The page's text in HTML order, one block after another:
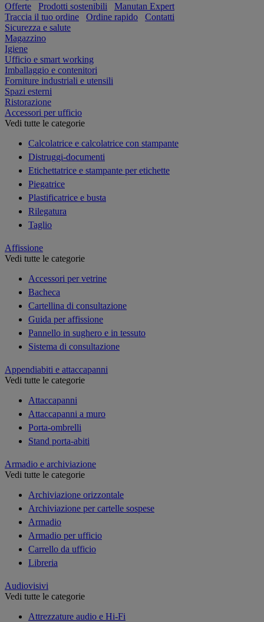
Offerte Prodotti sostenibili
Manutan Expert
Traccia il tuo ordine
Ordine rapido
Contatti
Sicurezza e salute
Magazzino
Igiene
Ufficio e smart working
Imballaggio e contenitori
Forniture industriali e utensili
Spazi esterni
Ristorazione
Accessori per ufficio
Vedi tutte le categorie
Calcolatrice e calcolatrice con stampante
Distruggi-documenti
Etichettatrice e stampante per etichette
Piegatrice
Plastificatrice e busta
Rilegatura
Taglio
Affissione
Vedi tutte le categorie
Accessori per vetrine
Bacheca
Cartellina di consultazione
Guida per affissione
Pannello in sughero e in tessuto
Sistema di consultazione
Appendiabiti e attaccapanni
Vedi tutte le categorie
Attaccapanni
Attaccapanni a muro
Porta-ombrelli
Stand porta-abiti
Armadio e archiviazione
Vedi tutte le categorie
Archiviazione orizzontale
Archiviazione per cartelle sospese
Armadio
Armadio per ufficio
Carrello da ufficio
Libreria
Audiovisivi
Vedi tutte le categorie
Attrezzature audio e Hi-Fi